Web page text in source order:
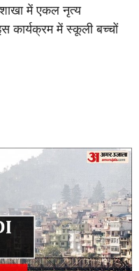
में एकल नृत्य
कार्यक्रम में स्कूली बच्चों